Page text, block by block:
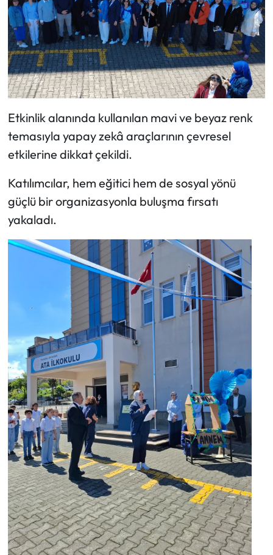
Etkinlik alanında kullanılan mavi ve beyaz renk
temasıyla yapay zekâ araçlarının çevresel
etkilerine dikkat çekildi.
Katılımcılar, hem eğitici hem de sosyal yönü
güçlü bir organizasyonla buluşma fırsatı
yakaladı.